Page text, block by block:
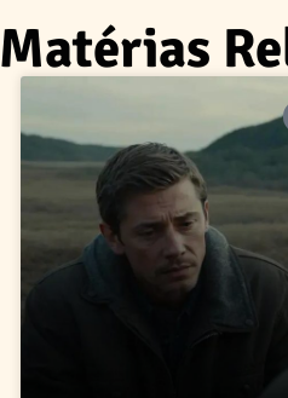
Matérias